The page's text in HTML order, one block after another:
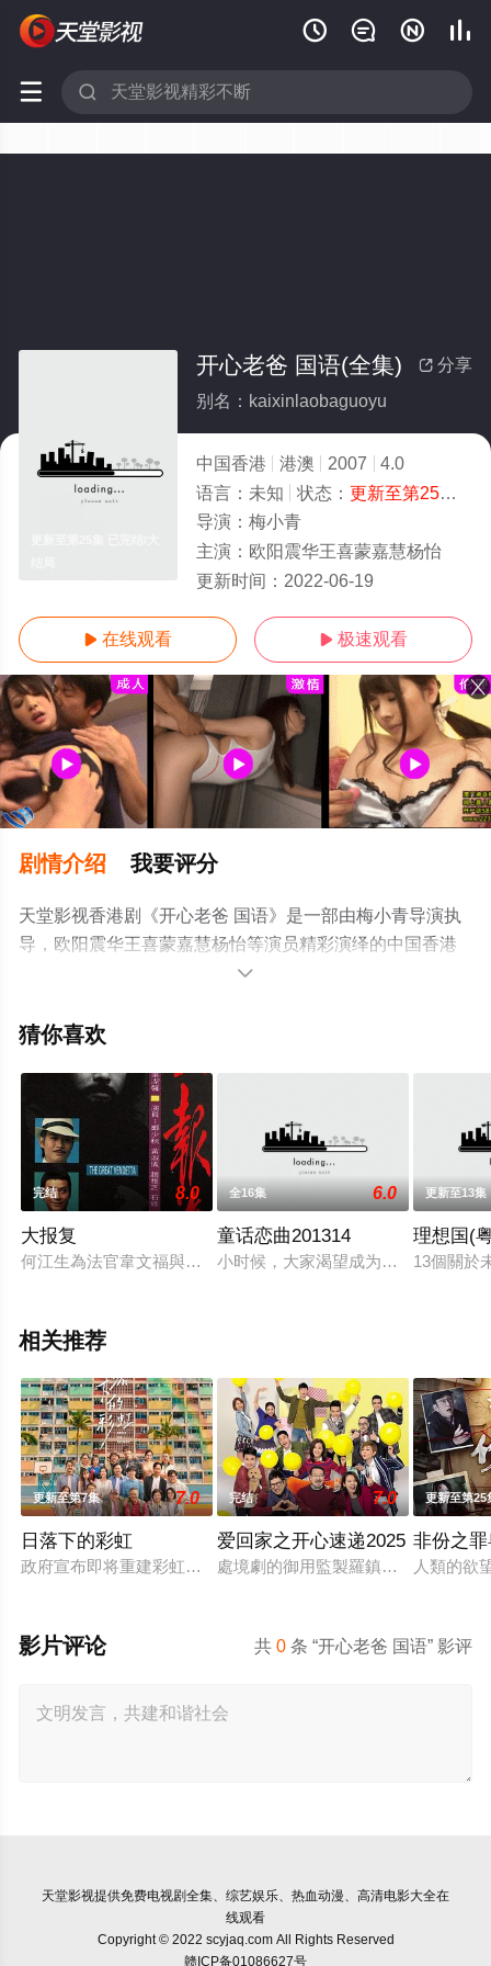
   
 
 分享
开心老爸 国语(全集)
别名：kaixinlaobaguoyu
中国香港 港澳 2007
4.0
语言： 未知 状态： 更新至第25集 已完结
导演： 梅小青
主演： 欧阳震华王喜蒙嘉慧杨怡
更新时间： 2022-06-19
 在线观看  极速观看
剧情介绍 我要评分
天堂影视香港剧《开心老爸 国语》是一部由梅小青导演执
导，欧阳震华王喜蒙嘉慧杨怡等演员精彩演绎的中国香港
电视剧，大结局剧情已揭晓（更新至第25集 已完结），免
多相关信息可移步至豆瓣电视剧、电视猫或剧情网等平台

猜你喜欢
完结 8.0
大报复
何江生為法官韋文福與杜國材妻子梁凱明有染所生之子。韋文
全16集 6.0
童话恋曲201314
小时候，大家渴望成为童话中的公主
更新至13集
理想国(
13個關於
相关推荐
更新至第7集 7.0
日落下的彩虹
政府宣布即将重建彩虹邨──这条超过60年的名牌屋邨，满载香
完结 7.0
爱回家之开心速递2025
處境劇的御用監製羅鎮岳已經準備開
更新至第25
非份之
人類的欲
共0 条 “开心老爸 国语” 影评
影片评论
天堂影视提供免费电视剧全集、综艺娱乐、热血动漫、高清电影大全在
线观看
Copyright © 2022 scyjaq.com All Rights Reserved
赣ICP备01086627号